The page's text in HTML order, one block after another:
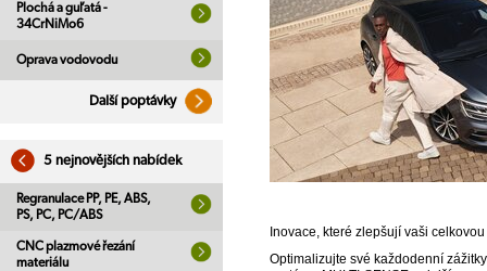
Plochá a guľatá -
34CrNiMo6
Oprava vodovodu
Další poptávky
5 nejnovějších nabídek
Regranulace PP, PE, ABS,
PS, PC, PC/ABS
CNC plazmové řezání
materiálu
Inovace, které zlepšují vaši
Optimalizujte své každodenní